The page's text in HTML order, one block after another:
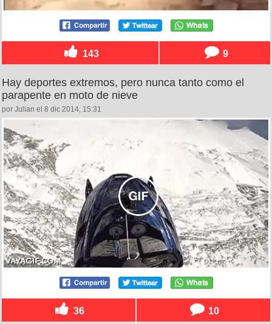
143 9
Hay deportes extremos, pero nunca tanto como el
parapente en moto de nieve
por Julian el 8 dic 2014, 15:31
36 10